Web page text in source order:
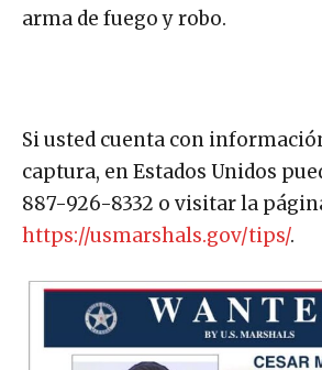
arma de fuego y robo.
Si usted cuenta con
captura, en Estados Unidos
887-926-8332 o visitar la
https://usmarshals.gov/tips/.